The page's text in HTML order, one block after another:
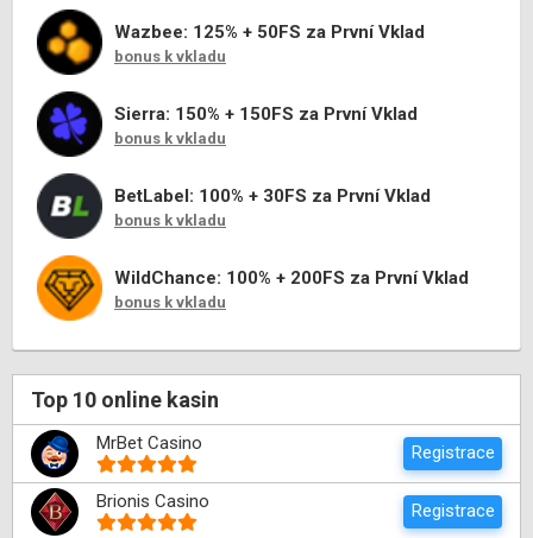
Wazbee: 125% + 50FS za První Vklad
bonus k vkladu
Sierra: 150% + 150FS za První Vklad
bonus k vkladu
BetLabel: 100% + 30FS za První Vklad
bonus k vkladu
WildChance: 100% + 200FS za První Vklad
bonus k vkladu
Top 10 online kasin
MrBet Casino Registrace
Brionis Casino Registrace